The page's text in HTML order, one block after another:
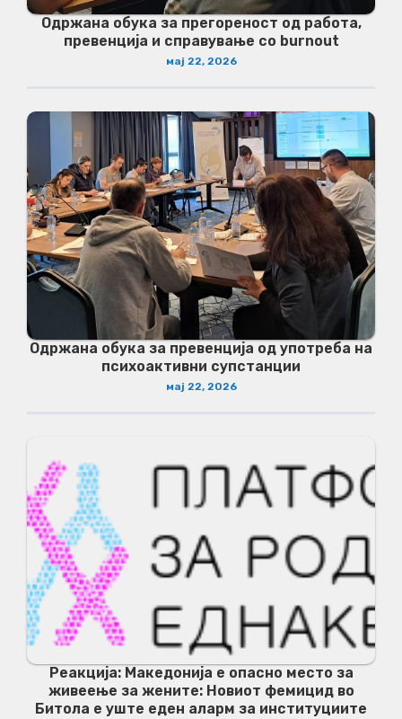
Одржана обука за прегореност од работа,
превенција и справување со burnout
мај 22, 2026
Одржана обука за превенција од употреба на
психоактивни супстанции
мај 22, 2026
Реакција: Македонија е опасно место за
живеење за жените: Новиот фемицид во
Битола е уште еден аларм за институциите